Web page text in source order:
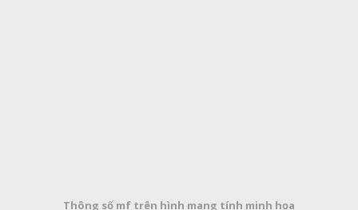
Thông số mf trên hình mang tính minh họa